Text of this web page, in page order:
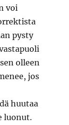
voi
pysty
olleen
jos
huutaa
luonut.